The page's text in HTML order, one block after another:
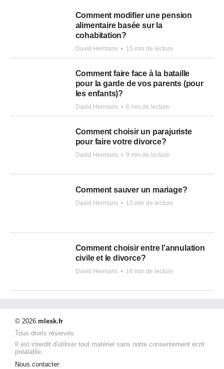
Comment modifier une pension
alimentaire basée sur la
cohabitation?
David Hermans • 15 min de lecture
Comment faire face à la bataille
pour la garde de vos parents (pour
les enfants)?
David Hermans • 6 min de lecture
Comment choisir un parajuriste
pour faire votre divorce?
David Hermans • 9 min de lecture
Comment sauver un mariage?
David Hermans • 15 min de lecture
Comment choisir entre l'annulation
civile et le divorce?
David Hermans • 16 min de lecture
© 2026 mlesk.fr
Tous droits réservés.
Il est interdit d'utiliser tout matériel sans notre consentement écrit
préalable.
Nous contacter: